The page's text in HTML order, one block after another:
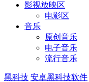
影视放映区
电影区
音乐
原创音乐
电子音乐
流行音乐
黑科技 安卓黑科技软件